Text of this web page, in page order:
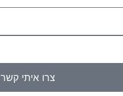
צרו איתי קשר